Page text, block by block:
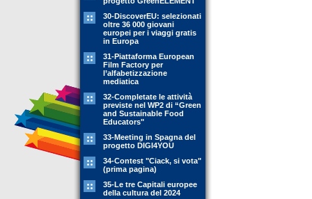
30-DiscoverEU: selezionati
oltre 36 000 giovani
europei per i viaggi gratis
in Europa
31-Piattaforma European
Film Factory per
l’alfabetizzazione
mediatica
32-Completate le attività
previste nel WP2 di “Green
and Sustainable Food
Educators"
33-Meeting in Spagna del
progetto DIGI4YOU
34-Contest "Ciack, si vota"
(prima pagina)
35-Le tre Capitali europee
della cultura del 2024